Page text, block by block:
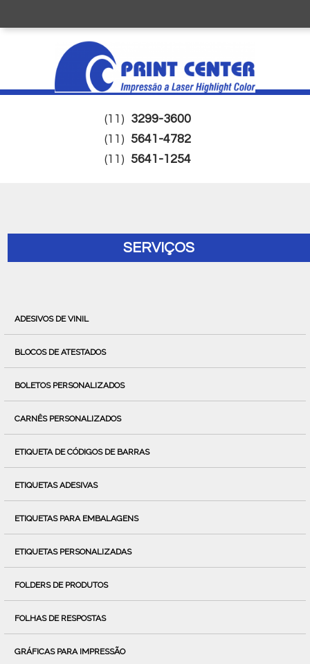
(11) 3299-3600
(11) 5641-4782
(11) 5641-1254
SERVIÇOS
ADESIVOS DE VINIL
BLOCOS DE ATESTADOS
BOLETOS PERSONALIZADOS
CARNÊS PERSONALIZADOS
ETIQUETA DE CÓDIGOS DE BARRAS
ETIQUETAS ADESIVAS
ETIQUETAS PARA EMBALAGENS
ETIQUETAS PERSONALIZADAS
FOLDERS DE PRODUTOS
FOLHAS DE RESPOSTAS
GRÁFICAS PARA IMPRESSÃO